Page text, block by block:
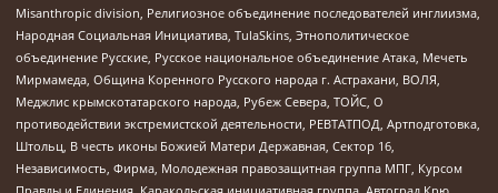
Misanthropic division, Религиозное объединение последователей инглиизма,
Народная Социальная Инициатива, TulaSkins, Этнополитическое
объединение Русские, Русское национальное объединение Атака, Мечеть
Мирмамеда, Община Коренного Русского народа г. Астрахани, ВОЛЯ,
Меджлис крымскотатарского народа, Рубеж Севера, ТОЙС, О
противодействии экстремистской деятельности, РЕВТАТПОД, Артподготовка,
Штольц, В честь иконы Божией Матери Державная, Сектор 16,
Независимость, Фирма, Молодежная правозащитная группа МПГ, Курсом